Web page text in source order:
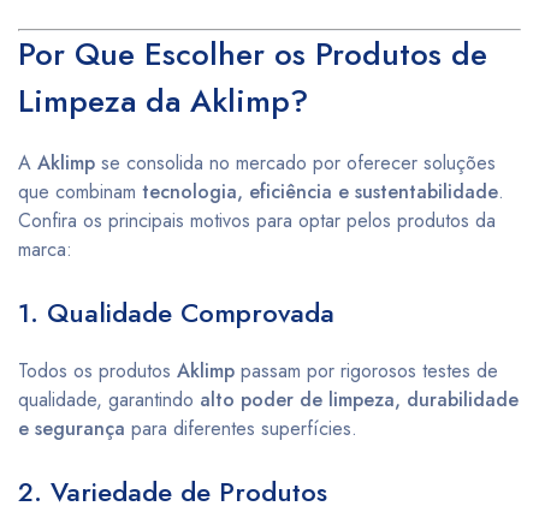
Por Que Escolher os Produtos de
Limpeza da Aklimp?
A Aklimp se consolida no mercado por oferecer soluções
que combinam tecnologia, eficiência e sustentabilidade.
Confira os principais motivos para optar pelos produtos da
marca:
1. Qualidade Comprovada
Todos os produtos Aklimp passam por rigorosos testes de
qualidade, garantindo alto poder de limpeza, durabilidade
e segurança para diferentes superfícies.
2. Variedade de Produtos